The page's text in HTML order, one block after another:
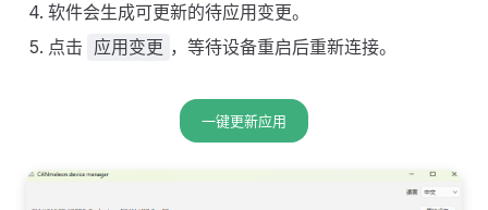
软件会生成可更新的待应用变更。
点击
应用变更 ，等待设备重启后重新连接。
一键更新应用